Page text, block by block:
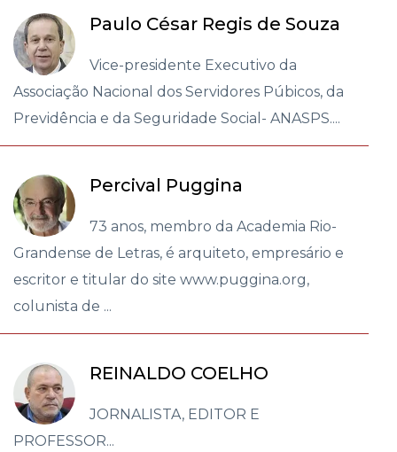
Paulo César Regis de Souza
Vice-presidente Executivo da
Associação Nacional dos Servidores Púbicos, da
Previdência e da Seguridade Social- ANASPS....
Percival Puggina
73 anos, membro da Academia Rio-
Grandense de Letras, é arquiteto, empresário e
escritor e titular do site www.puggina.org,
colunista de ...
REINALDO COELHO
JORNALISTA, EDITOR E
PROFESSOR...